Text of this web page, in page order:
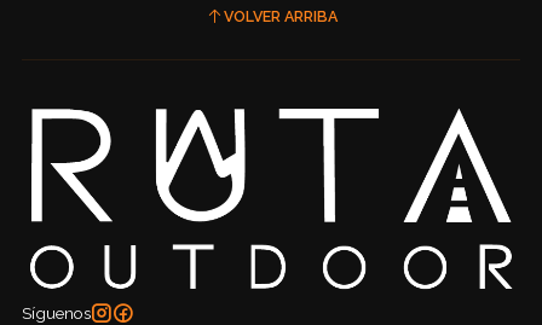
VOLVER ARRIBA
Síguenos